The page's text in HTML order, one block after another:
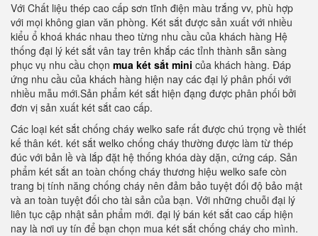
Với Chất liệu thép cao cấp sơn tĩnh điện màu trắng vv, phù hợp
với mọi không gian văn phòng. Két sắt được sản xuất với nhiều
kiểu ổ khoá khác nhau theo từng nhu cầu của khách hàng Hệ
thống đại lý két sắt vân tay trên khắp các tỉnh thành sẵn sàng
phục vụ nhu cầu chọn mua két sắt mini của khách hàng. Đáp
ứng nhu cầu của khách hàng hiện nay các đại lý phân phối với
nhiều mẫu mới.Sản phẩm két sắt hiện đạng được phân phối bởi
đơn vị sản xuất két sắt cao cấp.
Các loại két sắt chống cháy welko safe rất được chú trọng về thiết
kế thân két. két sắt welko chống cháy thường được làm từ thép
đúc với bản lề và lắp đặt hệ thống khóa dày dặn, cứng cáp. Sản
phẩm két sắt an toàn chống cháy thương hiệu welko safe còn
trang bị tính năng chống cháy nên đảm bảo tuyệt đối độ bảo mật
và an toàn tuyệt đối cho tài sản của bạn. Với những chuỗi đại lý
liên tục cập nhật sản phẩm mới. đại lý bán két sắt cao cấp hiện
nay là nơi uy tín để bạn chọn mua két sắt chống cháy cho mình.